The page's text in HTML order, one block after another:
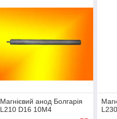
Магнієвий анод Болгарія
L210 D16 10M4